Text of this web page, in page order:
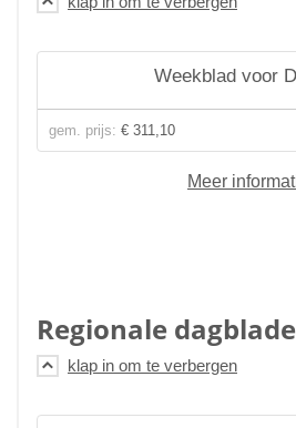
Weekblad voor
gem. prijs: € 311,10
Meer
Regionale